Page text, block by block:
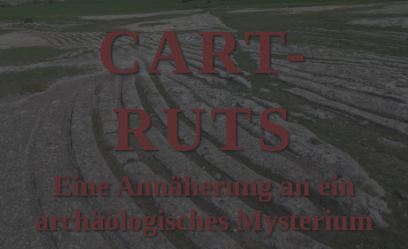
Zum
Inhalt
springen
CART-
RUTS
Eine Annäherung an ein
archäologisches Mysterium